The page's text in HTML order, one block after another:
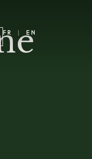
FR | EN